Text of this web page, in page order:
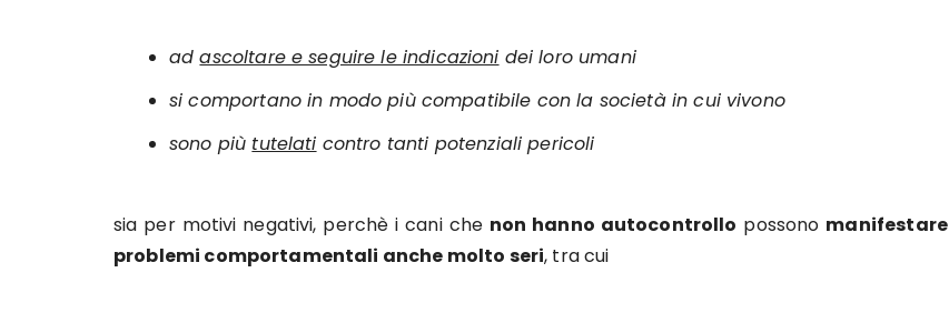
adascoltare e seguire le indicazioni dei loro umani
si comportano in modo più compatibile con la società in cui vivono
sono più tutelati contro tanti potenziali pericoli
sia per motivi negativi, perchè i cani che non hanno autocontrollo possono manifestare
problemi comportamentali anche molto seri, tra cui